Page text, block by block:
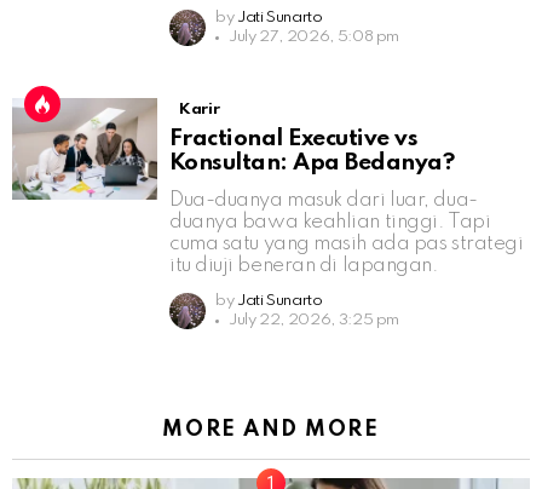
by Jati Sunarto
July 27, 2026, 5:08 pm
Karir
Fractional Executive vs
Konsultan: Apa Bedanya?
Dua-duanya masuk dari luar, dua-
duanya bawa keahlian tinggi. Tapi
cuma satu yang masih ada pas strategi
itu diuji beneran di lapangan.
by Jati Sunarto
July 22, 2026, 3:25 pm
MORE AND MORE